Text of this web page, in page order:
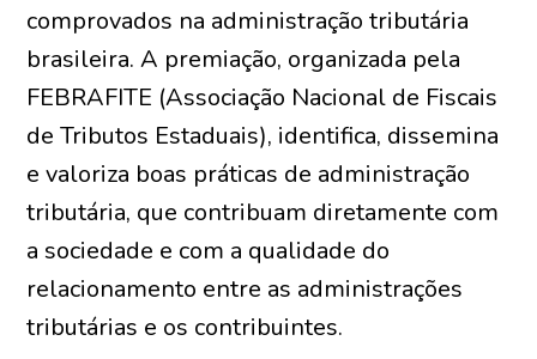
comprovados na administração tributária
brasileira. A premiação, organizada pela
FEBRAFITE (Associação Nacional de Fiscais
de Tributos Estaduais), identifica, dissemina
e valoriza boas práticas de administração
tributária, que contribuam diretamente com
a sociedade e com a qualidade do
relacionamento entre as administrações
tributárias e os contribuintes.